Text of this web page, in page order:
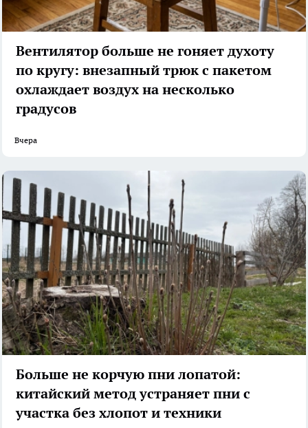
Вентилятор больше не гоняет духоту
по кругу: внезапный трюк с пакетом
охлаждает воздух на несколько
градусов
Вчера
Больше не корчую пни лопатой:
китайский метод устраняет пни с
участка без хлопот и техники